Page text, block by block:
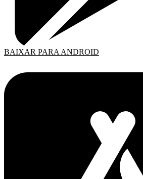
BAIXAR PARA ANDROID